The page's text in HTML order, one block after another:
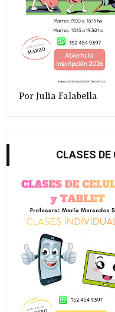
Por Julia Falabella
CLASES DE